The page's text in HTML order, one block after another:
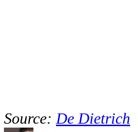
Source: De Dietrich